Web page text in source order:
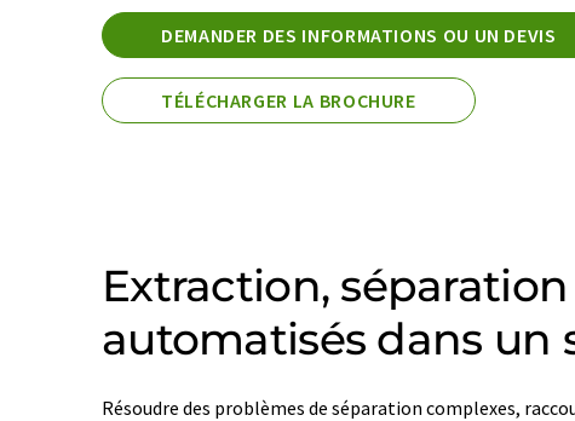
DEMANDER DES INFORMATIONS OU UN DEVIS
TÉLÉCHARGER LA BROCHURE
Extraction,
automatisés dans un
Résoudre des problèmes de séparation complexes,